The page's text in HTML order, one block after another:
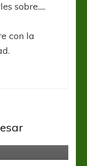
sobre.....
con la